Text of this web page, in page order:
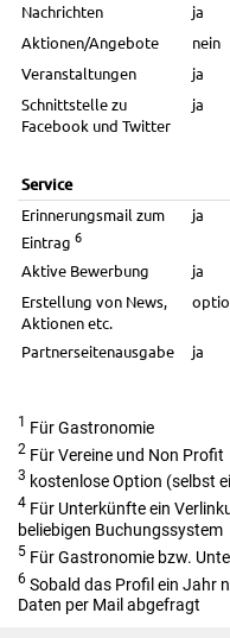
Nachrichten ja
Aktionen/Angebote
nein
Veranstaltungen
ja
Schnittstelle zu
Facebook und Twitter
ja
Service
Erinnerungsmail zum
Eintrag 6
ja
Aktive Bewerbung ja
Erstellung von News,
Aktionen etc.
Partnerseitenausgabe ja
1 Für Gastronomie
2 Für Vereine und Non Profit
3 kostenlose Option (selbst
4 Für Unterkünfte ein
beliebigen Buchungssystem
5 Für Gastronomie bzw.
6 Sobald das Profil ein Jahr
Daten per Mail abgefragt